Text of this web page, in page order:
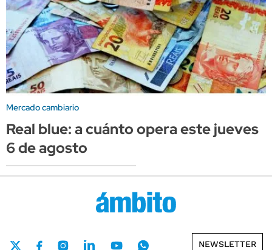
Mercado cambiario
Real blue: a cuánto opera este jueves
6 de agosto
NEWSLETTER